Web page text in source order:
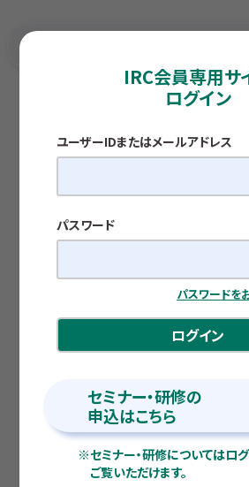
IRC会員専用サ
ログイン
ユーザーIDまたはメールアドレス
パスワード
パスワードを
ログイン
セミナー・研修の
申込はこちら
※セミナー・研修についてはロ
ご覧いただけます。
【税務編】 令和8年度税制
限度額の改正
経営・実務Q&A
令和8年度税制改正による通
限度額の改正
和泉会計事務所 税理士 和泉